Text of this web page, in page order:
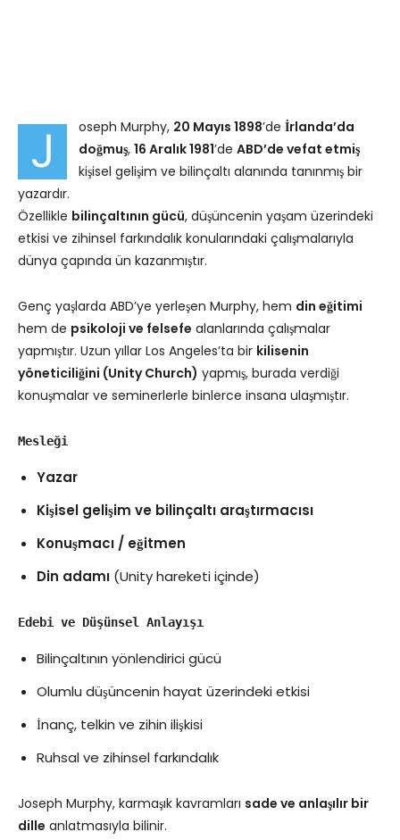
J oseph Murphy, 20 Mayıs 1898’de İrlanda’da
doğmuş, 16 Aralık 1981’de ABD’de vefat etmiş
kişisel gelişim ve bilinçaltı alanında tanınmış bir
yazardır.
Özellikle bilinçaltının gücü, düşüncenin yaşam üzerindeki
etkisi ve zihinsel farkındalık konularındaki çalışmalarıyla
dünya çapında ün kazanmıştır.
Genç yaşlarda ABD’ye yerleşen Murphy, hem din eğitimi
hem de psikoloji ve felsefe alanlarında çalışmalar
yapmıştır. Uzun yıllar Los Angeles’ta bir kilisenin
yöneticiliğini (Unity Church) yapmış, burada verdiği
konuşmalar ve seminerlerle binlerce insana ulaşmıştır.
Mesleği
Yazar
Kişisel gelişim ve bilinçaltı araştırmacısı
Konuşmacı / eğitmen
Din adamı (Unity hareketi içinde)
Edebi ve Düşünsel Anlayışı
Bilinçaltının yönlendirici gücü
Olumlu düşüncenin hayat üzerindeki etkisi
İnanç, telkin ve zihin ilişkisi
Ruhsal ve zihinsel farkındalık
Joseph Murphy, karmaşık kavramları sade ve anlaşılır bir
dille anlatmasıyla bilinir.